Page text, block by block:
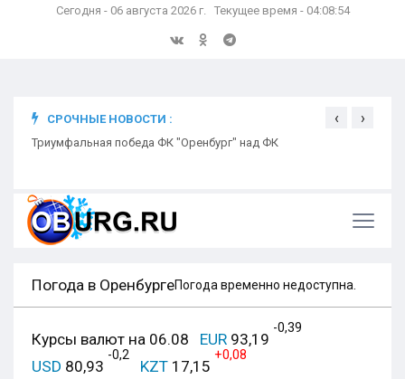
Сегодня - 06 августа 2026 г. Текущее время - 04:08:55
СРОЧНЫЕ НОВОСТИ :
Триумфальная победа ФК "Оренбург" над ФК
‹ ›
Погода в ОренбургеПогода временно недоступна.
Курсы валют на 06.08 EUR 93,19
-0,39
USD 80,93
-0,2
KZT 17,15
+0,08